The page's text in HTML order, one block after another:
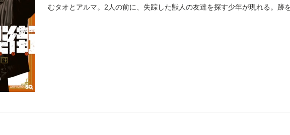
むタオとアルマ。2人の前に、失踪した獣人の友達を探す少年が現れる。跡